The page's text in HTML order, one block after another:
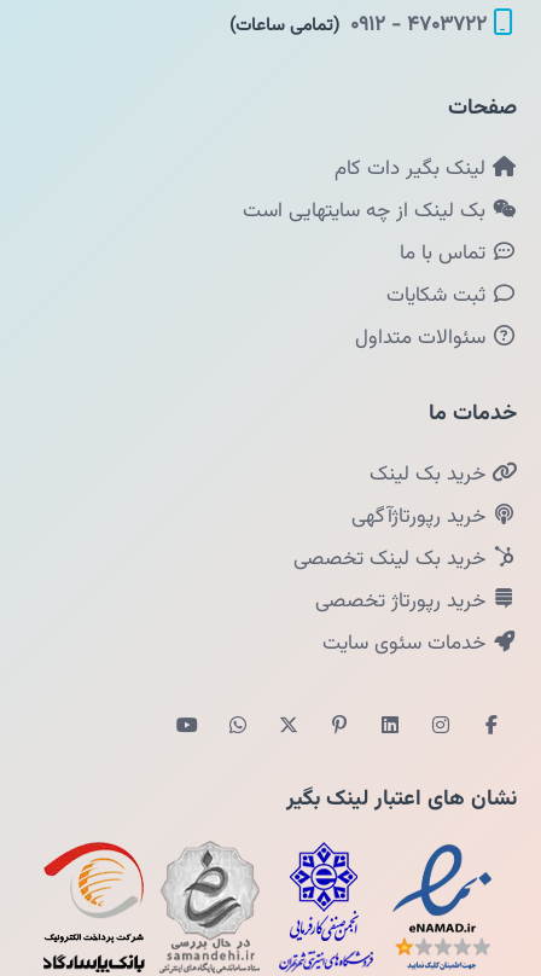
۴۷۰۳۷۲۲ - ۰۹۱۲
(تمامی ساعات)
صفحات
لینک بگیر دات کام
بک لینک از چه سایتهایی است
تماس با ما
ثبت شکایات
سئوالات متداول
خدمات ما
خرید بک لینک
خرید رپورتاژآگهی
خرید بک لینک تخصصی
خرید رپورتاژ تخصصی
خدمات سئوی سایت
نشان های اعتبار لینک بگیر